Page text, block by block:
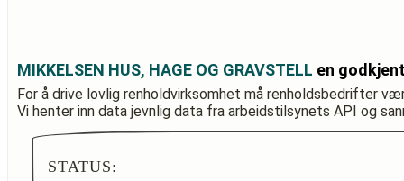
MIKKELSEN HUS, HAGE OG GRAVSTELL en
For å drive lovlig renholdvirksomhet må renholdsbedrifter
Vi henter inn data jevnlig data fra arbeidstilsynets API og
STATUS: